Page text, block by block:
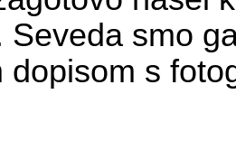
Seveda smo
dopisom s